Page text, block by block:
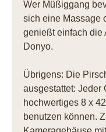
Wer Müßiggang
sich eine Massage
genießt einfach die
Donyo.
Übrigens: Die
ausgestattet: Jeder
hochwertiges 8 x
benutzen können.